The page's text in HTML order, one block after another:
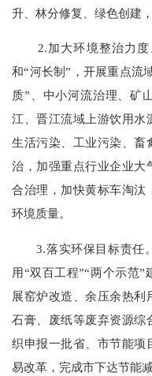
升、林分修复、绿色创建
2.加大环境整治力度
和“河长制”，开展重点流
质”、中小河流治理、矿
江、晋江流域上游饮用水
生活污染、工业污染、畜
治，加强重点行业企业大
合治理，加快黄标车淘汰
环境质量。
3.落实环保目标责任。
用“双百工程”“两个示范
展窑炉改造、余压余热利
石膏、废纸等废弃资源综
织申报一批省、市节能项
易改革，完成市下达节能减